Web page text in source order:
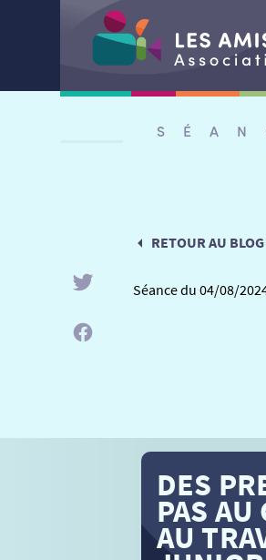
RETOUR AU BLOG
Séance du 04/08/
DES
PAS
AU